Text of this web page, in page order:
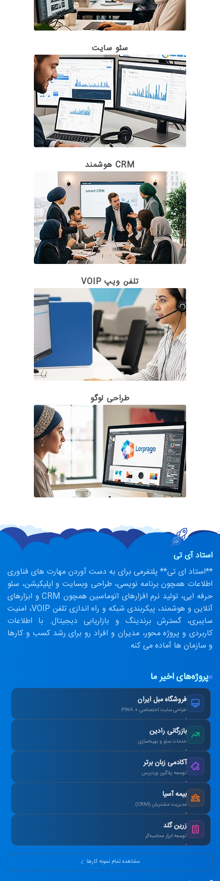
سئو سایت
CRM هوشمند
تلفن ویپ VOIP
طراحی لوگو
استاد آی تی
**استاد ای تی** پلتفرمی برای به دست آوردن مهارت های فناوری
اطلاعات همچون برنامه نویسی، طراحی وبسایت و اپلیکیشن، سئو
حرفه ایی، تولید نرم افزارهای اتوماسین همچون CRM و ابزارهای
آنلاین و هوشمند، پیکربندی شبکه و راه اندازی تلفن VOIP، امنیت
سایبری، گسترش برندینگ و بازاریابی دیجیتال. با اطلاعات
کاربردی و پروژه محور، مدیران و افراد رو برای رشد کسب و کارها
و سازمان ها آماده می کنه.
پروژه‌های اخیر ما
فروشگاه مبل ایران
طراحی سایت اختصاصی + PWA
بازرگانی رادین
خدمات سئو و بهینه‌سازی
آکادمی زبان برتر
توسعه پلاگین وردپرس
طراحی سیستم آزمون آنلاین و صدور کارنامه.
بیمه آسیا
مدیریت مشتریان (CRM)
یکپارچه‌سازی اطلاعات و اتوماسیون پیامک.
زرین گلد
توسعه ابزار محاسبه‌گر
ماشین‌حساب پیشرفته سود مرکب و طلا.
مشاهده تمام نمونه کارها